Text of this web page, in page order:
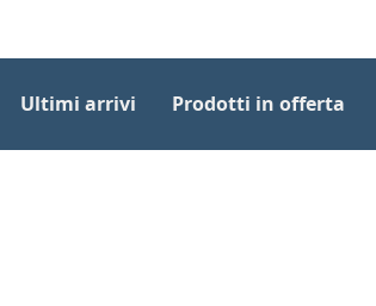
Ultimi arrivi Prodotti in offerta